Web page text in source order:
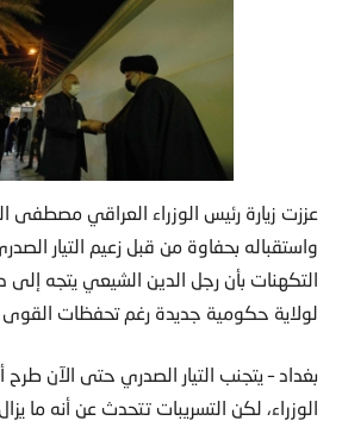
عززت زيارة رئيس الوزراء العراقي
واستقباله بحفاوة من قبل زعيم التيار
التكهنات بأن رجل الدين الشيعي يتجه
لولاية حكومية جديدة رغم تحفظات القوى
بغداد – يتجنب التيار الصدري حتى الآن
الوزراء، لكن التسريبات تتحدث عن أنه ما